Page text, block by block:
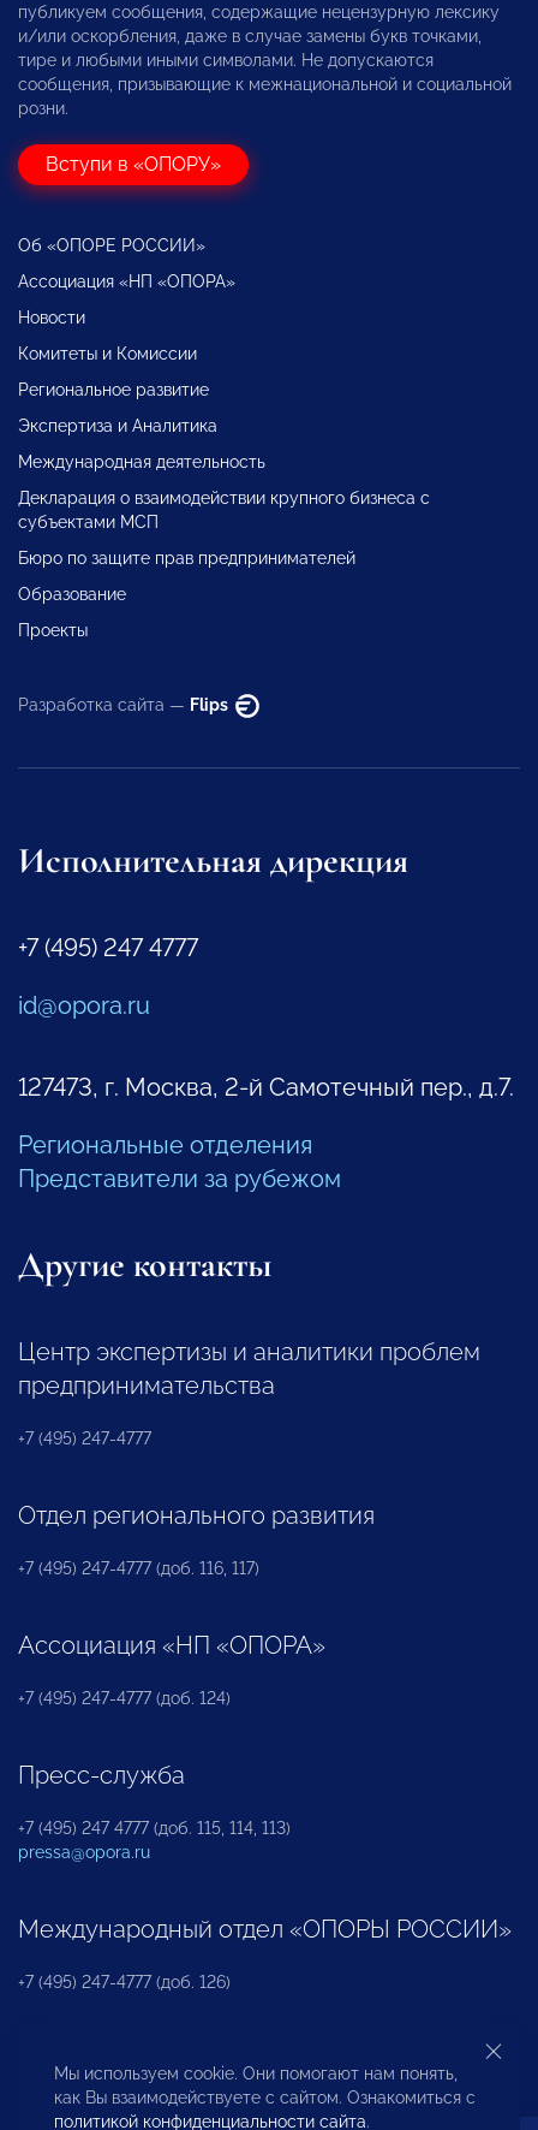
публикуем сообщения, содержащие нецензурную лексику
и/или оскорбления, даже в случае замены букв точками,
тире и любыми иными символами. Не допускаются
сообщения, призывающие к межнациональной и социальной
розни.
Вступи в «ОПОРУ»
Об «ОПОРЕ РОССИИ»
Ассоциация «НП «ОПОРА»
Новости
Комитеты и Комиссии
Региональное развитие
Экспертиза и Аналитика
Международная деятельность
Декларация о взаимодействии крупного бизнеса с
субъектами МСП
Бюро по защите прав предпринимателей
Образование
Проекты
Разработка сайта — Flips
Исполнительная дирекция
+7 (495) 247 4777
id@opora.ru
127473, г. Москва, 2-й Самотечный пер., д.7.
Региональные отделения
Представители за рубежом
Другие контакты
Центр экспертизы и аналитики проблем
предпринимательства
+7 (495) 247-4777
Отдел регионального развития
+7 (495) 247-4777 (доб. 116, 117)
Ассоциация «НП «ОПОРА»
+7 (495) 247-4777 (доб. 124)
Пресс-служба
+7 (495) 247 4777 (доб. 115, 114, 113)
pressa@opora.ru
Международный отдел «ОПОРЫ РОССИИ»
+7 (495) 247-4777 (доб. 126)
Бюро по защите прав предпринимателей и
инвесторов
Мы используем cookie. Они помогают нам понять,
как Вы взаимодействуете с сайтом. Ознакомиться с
политикой конфиденциальности сайта.